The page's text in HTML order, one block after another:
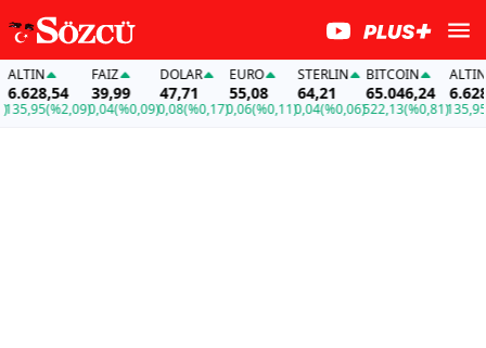
(%2,09)
FAİZ
39,99
0,04(%0,09)
DOLAR
47,71
0,08(%0,17)
EURO
55,08
0,06(%0,11)
STERLIN
64,21
0,04(%0,06)
BITCOIN
65.046,24
522,13(%0,81)
ALTIN
135,95